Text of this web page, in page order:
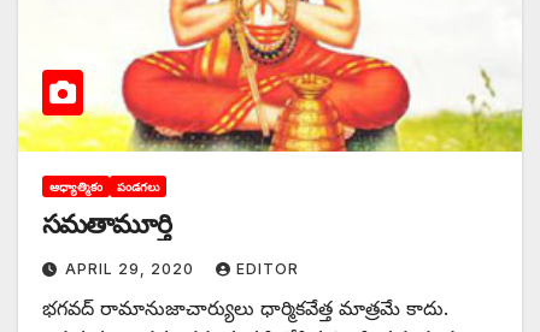
ఆధ్యాత్మికం పండగలు
సమతామూర్తి
APRIL 29, 2020 EDITOR
భగవద్‌ ‌రామానుజాచార్యులు ధార్మికవేత్త మాత్రమే కాదు.